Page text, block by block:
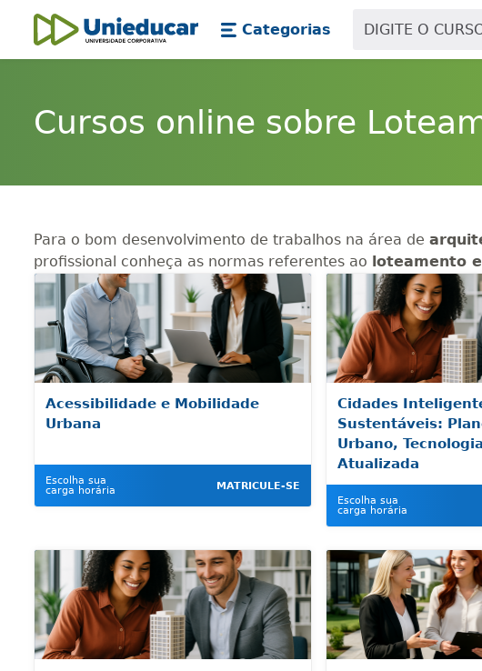
Skip main navigation
Skip to main content
Unieducar
Categorias
Cursos online sobre
Para o bom desenvolvimento de trabalhos na área de
profissional conheça as normas referentes ao loteamento
Acessibilidade e Mobilidade
Urbana
Escolha sua
carga horária
MATRICULE-SE
Cidades
Sustentáveis:
Urbano,
Atualizada
Escolha sua
carga horária